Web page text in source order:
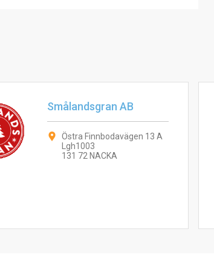
Smålandsgran AB
Östra Finnbodavägen 13 A
Lgh1003
131 72 NACKA